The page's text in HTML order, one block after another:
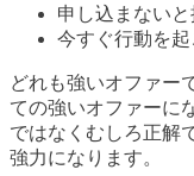
申し込まない
今すぐ行動を
どれも強いオファー
ての強いオファーに
ではなくむしろ正解
強力になります。